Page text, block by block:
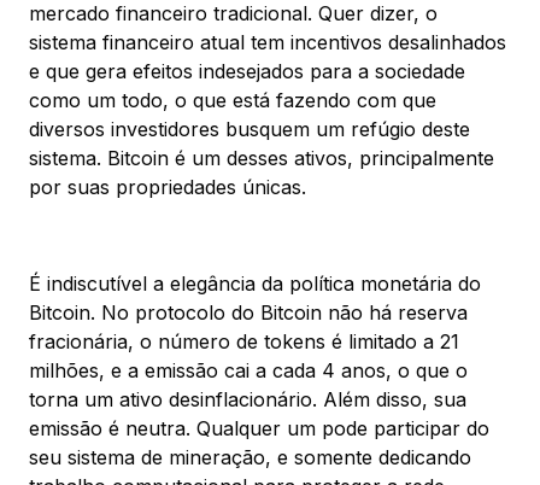
mercado financeiro tradicional. Quer dizer, o
sistema financeiro atual tem incentivos desalinhados
e que gera efeitos indesejados para a sociedade
como um todo, o que está fazendo com que
diversos investidores busquem um refúgio deste
sistema. Bitcoin é um desses ativos, principalmente
por suas propriedades únicas.
É indiscutível a elegância da política monetária do
Bitcoin. No protocolo do Bitcoin não há reserva
fracionária, o número de tokens é limitado a 21
milhões, e a emissão cai a cada 4 anos, o que o
torna um ativo desinflacionário. Além disso, sua
emissão é neutra. Qualquer um pode participar do
seu sistema de mineração, e somente dedicando